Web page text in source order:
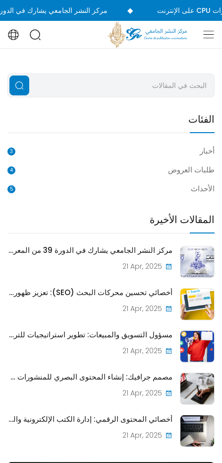
مركز النشر الجامعي يشارك في الدورة 39 من المعرض الدولي ◆
الفئات
أخبار 3
طلبات العروض 4
الأحداث 5
المقالات الأخيرة
مركز النشر الجامعي يشارك في الدورة 39 من المعرض الدولي للكتاب بتونس
21 Apr, 2025
أخصائي تحسين محركات البحث (SEO): تعزيز ظهور منشورات CPU على الإنترنت
21 Apr, 2025
مسؤول التسويق والمبيعات: تطوير استراتيجيات للترويج وبيع المنشورات
21 Apr, 2025
مصمم جرافيك: إنشاء المحتوى البصري للمنشورات والمواد الترويجية
21 Apr, 2025
أخصائي المحتوى الرقمي: إدارة الكتب الإلكترونية والمجلات عبر الإنترنت لتمثيل CPU الرقمي
21 Apr, 2025